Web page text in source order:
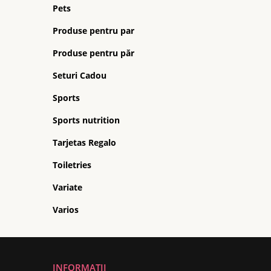
Pets
Produse pentru par
Produse pentru păr
Seturi Cadou
Sports
Sports nutrition
Tarjetas Regalo
Toiletries
Variate
Varios
INFORMATII